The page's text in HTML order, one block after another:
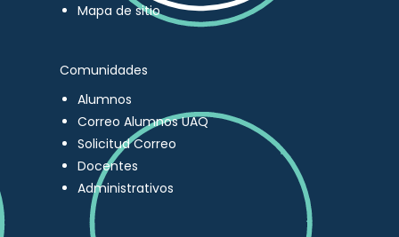
Mapa de sitio
Comunidades
Alumnos
Correo Alumnos UAQ
Solicitud Correo
Docentes
Administrativos